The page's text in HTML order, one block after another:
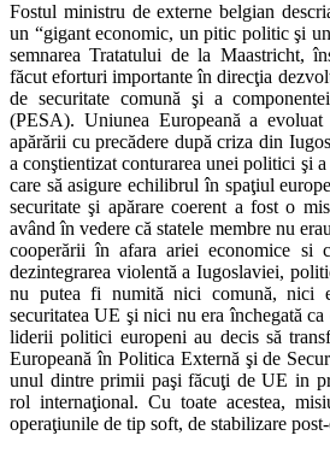
Fostul ministru de externe belgian
un “gigant economic, un pitic politic şi
semnarea Tratatului de la Maastricht,
făcut eforturi importante în direcţia
de securitate comună şi a
(PESA). Uniunea Europeană a
apărării cu precădere după criza din
a conştientizat conturarea unei politici şi
care să asigure echilibrul în spaţiul
securitate şi apărare coerent a fost o
având în vedere că statele membre nu
cooperării în afara ariei economice si
dezintegrarea violentă a Iugoslaviei,
nu putea fi numită nici comună, nici
securitatea UE şi nici nu era închegată
liderii politici europeni au decis să
Europeană în Politica Externă şi de
unul dintre primii paşi făcuţi de UE in
rol internaţional. Cu toate acestea,
operaţiunile de tip soft, de stabilizare